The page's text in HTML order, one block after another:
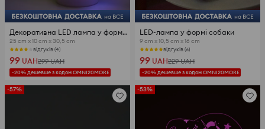
Декоративна LED лампа у формі єдинорога
25 cm x 10 cm x 30,5 cm
відгуків (4)
99 UAH299 UAH
-20% дешевше з кодом OMNI20MORE
LED-лампа у формі собаки
9 cm x 10,5 cm x 16 cm
відгуків (6)
99 UAH229 UAH
-20% дешевше з кодом OMNI20MORE
-57% -53%